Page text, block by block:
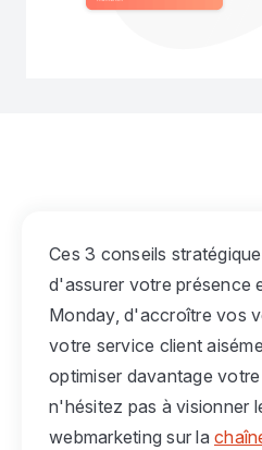
Ces 3 conseils
d'assurer votre présence
Monday, d'accroître vos
votre service client
optimiser davantage
n'hésitez pas à visionner
webmarketing sur la